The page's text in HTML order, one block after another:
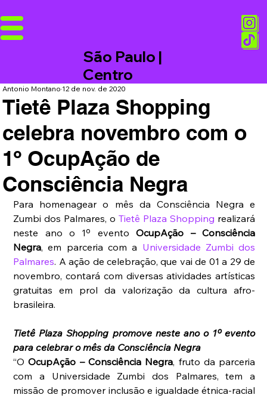
São Paulo |
Centro
Tietê Plaza Shopping
celebra novembro com o
1º OcupAção de
Consciência Negra
Antonio Montano12 de nov. de 2020
Para homenagear o mês da Consciência Negra e
Zumbi dos Palmares, o Tietê Plaza Shopping realizará
neste ano o 1º evento OcupAção – Consciência
Negra, em parceria com a Universidade Zumbi dos
Palmares. A ação de celebração, que vai de 01 a 29 de
novembro, contará com diversas atividades artísticas
gratuitas em prol da valorização da cultura afro-
brasileira.
Tietê Plaza Shopping promove neste ano o 1º evento
para celebrar o mês da Consciência Negra
“O OcupAção – Consciência Negra, fruto da parceria
com a Universidade Zumbi dos Palmares, tem a
missão de promover inclusão e igualdade étnica-racial